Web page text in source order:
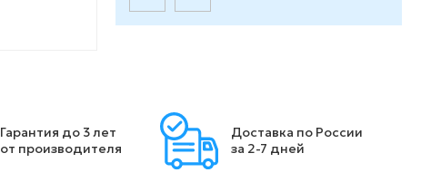
Гарантия до 3 лет
от производителя
Доставка по России
за 2-7 дней